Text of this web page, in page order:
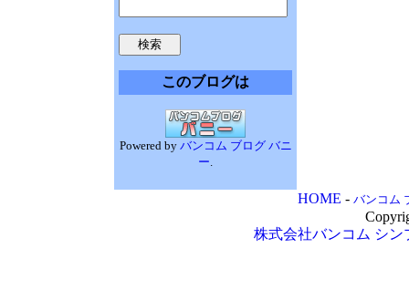
このブログは
Powered by バンコム ブログ バニ
ー.
HOME - バンコム
株式会社バンコム シン